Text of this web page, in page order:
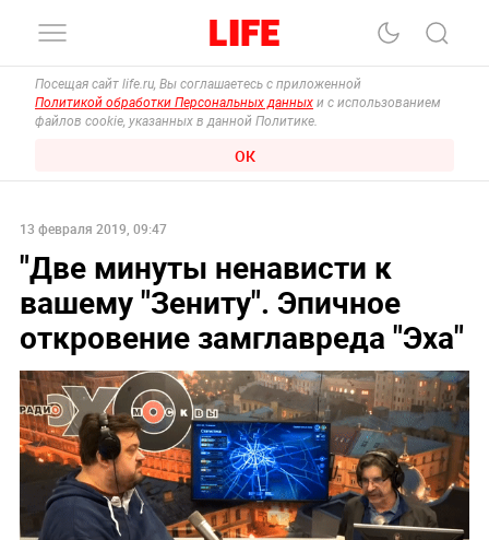
Посещая сайт life.ru, Вы соглашаетесь с приложенной
Политикой обработки Персональных данных и с использованием
файлов cookie, указанных в данной Политике.
ОК
13 февраля 2019, 09:47
"Две минуты ненависти к
вашему "Зениту". Эпичное
откровение замглавреда "Эха"